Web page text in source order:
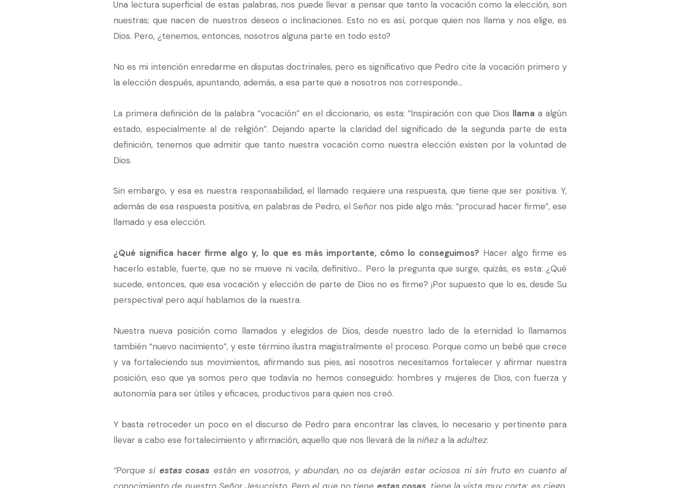
Una lectura superficial de estas palabras, nos puede llevar a pensar que tanto la vocación como la elección, son
nuestras; que nacen de nuestros deseos o inclinaciones. Esto no es así, porque quien nos llama y nos elige, es
Dios. Pero, ¿tenemos, entonces, nosotros alguna parte en todo esto?
No es mi intención enredarme en disputas doctrinales, pero es significativo que Pedro cite la vocación primero y
la elección después, apuntando, además, a esa parte que a nosotros nos corresponde…
La primera definición de la palabra “vocación” en el diccionario, es esta: “Inspiración con que Dios llama a algún
estado, especialmente al de religión”. Dejando aparte la claridad del significado de la segunda parte de esta
definición, tenemos que admitir que tanto nuestra vocación como nuestra elección existen por la voluntad de
Dios.
Sin embargo, y esa es nuestra responsabilidad, el llamado requiere una respuesta, que tiene que ser positiva. Y,
además de esa respuesta positiva, en palabras de Pedro, el Señor nos pide algo más: “procurad hacer firme”, ese
llamado y esa elección.
¿Qué significa hacer firme algo y, lo que es más importante, cómo lo conseguimos? Hacer algo firme es
hacerlo estable, fuerte, que no se mueve ni vacila, definitivo… Pero la pregunta que surge, quizás, es esta: ¿Qué
sucede, entonces, que esa vocación y elección de parte de Dios no es firme? ¡Por supuesto que lo es, desde Su
perspectiva! pero aquí hablamos de la nuestra.
Nuestra nueva posición como llamados y elegidos de Dios, desde nuestro lado de la eternidad lo llamamos
también “nuevo nacimiento”, y este término ilustra magistralmente el proceso. Porque como un bebé que crece
y va fortaleciendo sus movimientos, afirmando sus pies, así nosotros necesitamos fortalecer y afirmar nuestra
posición, eso que ya somos pero que todavía no hemos conseguido: hombres y mujeres de Dios, con fuerza y
autonomía para ser útiles y eficaces, productivos para quien nos creó.
Y basta retroceder un poco en el discurso de Pedro para encontrar las claves, lo necesario y pertinente para
llevar a cabo ese fortalecimiento y afirmación, aquello que nos llevará de la niñez a la adultez:
“Porque si estas cosas están en vosotros, y abundan, no os dejarán estar ociosos ni sin fruto en cuanto al